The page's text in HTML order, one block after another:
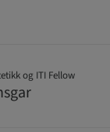
og ITI Fellow